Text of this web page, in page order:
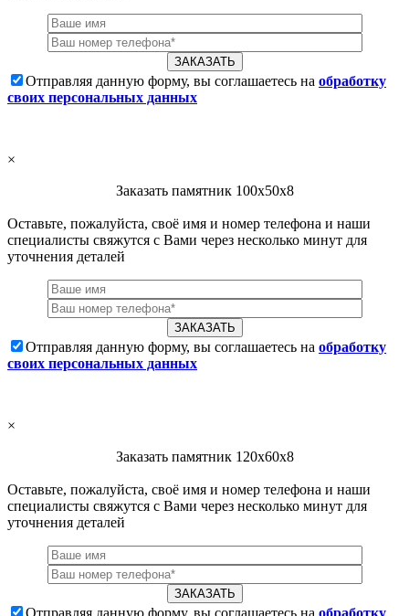
Отправляя данную форму, вы соглашаетесь на обработку
своих персональных данных
×
Заказать памятник 100х50х8
Оставьте, пожалуйста, своё имя и номер телефона и наши
специалисты свяжутся с Вами через несколько минут для
уточнения деталей
Отправляя данную форму, вы соглашаетесь на обработку
своих персональных данных
×
Заказать памятник 120х60х8
Оставьте, пожалуйста, своё имя и номер телефона и наши
специалисты свяжутся с Вами через несколько минут для
уточнения деталей